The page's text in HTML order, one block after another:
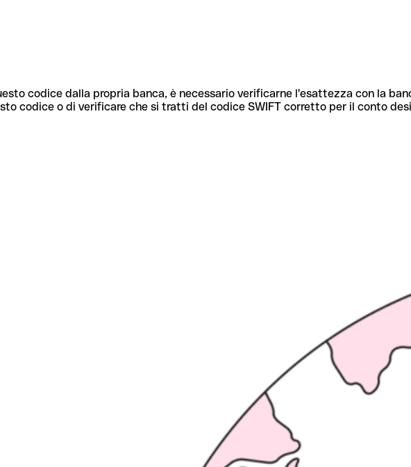
codice dalla propria banca, è necessario verificarne l'esattezza con la
codice o di verificare che si tratti del codice SWIFT corretto per il conto